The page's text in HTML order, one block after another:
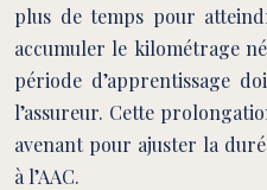
plus de temps pour
accumuler le kilométrage
période d’apprentissage
l’assureur. Cette
avenant pour ajuster la
à l’AAC.